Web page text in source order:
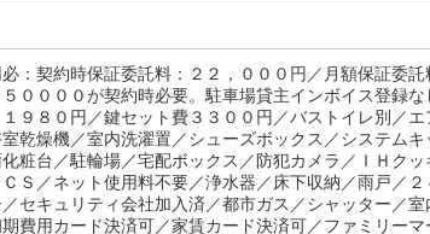
：契約時保証委託料：２２，０００円／月額保証委
００００が契約時必要。駐車場貸主インボイス登録
９８０円／鍵セット費３３００円／バストイレ別／
乾燥機／室内洗濯置／シューズボックス／システム
粧台／駐輪場／宅配ボックス／防犯カメラ／ＩＨク
Ｓ／ネット使用料不要／浄水器／床下収納／雨戸／
／セキュリティ会社加入済／都市ガス／シャッター／
費用カード決済可／家賃カード決済可／ファミリー